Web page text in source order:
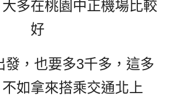
多在桃園中正機場比較
好
發，也要多3千多，這多
如拿來搭乘交通北上